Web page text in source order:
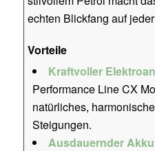
echten Blickfang auf
Vorteile
Kraftvoller
Performance Line CX
natürliches,
Steigungen.
Ausdauernder